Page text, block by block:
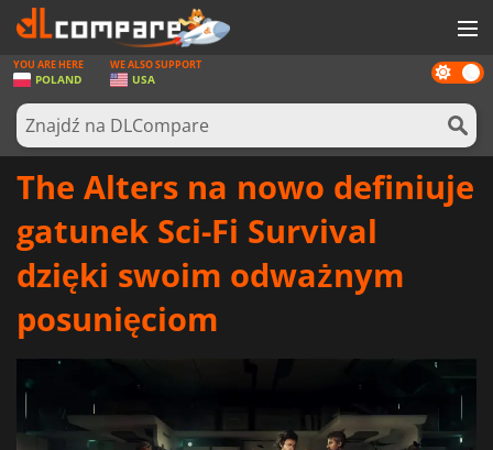
GRY
KARTY DO GIER
OPROGRAMOWANIE
SPRZĘT KOMPUTEROWY
AKTUALNOŚCI
ZALOGUJ SIĘ LUB ZAREJESTRUJ
Dark
mode
YOU ARE HERE
POLAND
WE ALSO SUPPORT
USA
The Alters na nowo definiuje
gatunek Sci-Fi Survival
dzięki swoim odważnym
posunięciom